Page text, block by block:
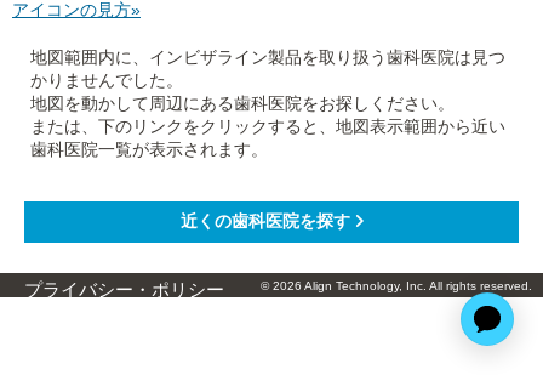
アイコンの見方»
地図範囲内に、インビザライン製品を取り扱う歯科医院は見つ
かりませんでした。
地図を動かして周辺にある歯科医院をお探しください。
または、下のリンクをクリックすると、地図表示範囲から近い
歯科医院一覧が表示されます。
プライバシー・ポリシー © 2026 Align Technology, Inc. All rights reserved.